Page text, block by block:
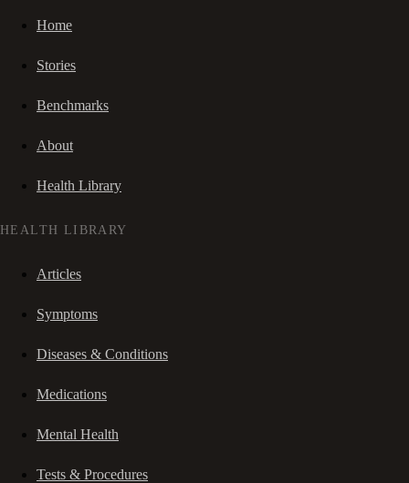
Home
Stories
Benchmarks
About
Health Library
HEALTH LIBRARY
Articles
Symptoms
Diseases & Conditions
Medications
Mental Health
Tests & Procedures